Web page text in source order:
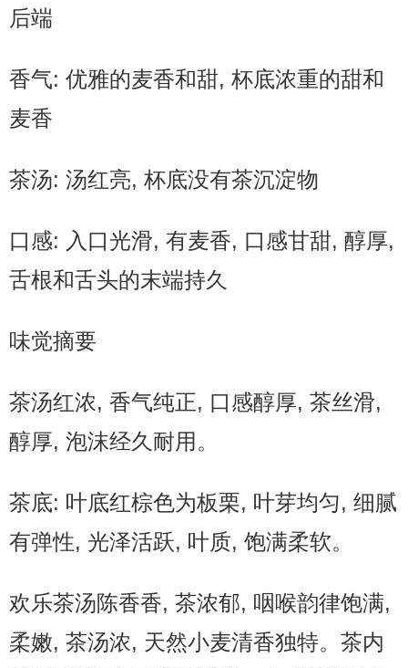
后端
香气: 优雅的麦香和甜, 杯底浓重的甜和
麦香
茶汤: 汤红亮, 杯底没有茶沉淀物
口感: 入口光滑, 有麦香, 口感甘甜, 醇厚,
舌根和舌头的末端持久
味觉摘要
茶汤红浓, 香气纯正, 口感醇厚, 茶丝滑,
醇厚, 泡沫经久耐用。
茶底: 叶底红棕色为板栗, 叶芽均匀, 细腻
有弹性, 光泽活跃, 叶质, 饱满柔软。
欢乐茶汤陈香香, 茶浓郁, 咽喉韵律饱满,
柔嫩, 茶汤浓, 天然小麦清香独特。茶内